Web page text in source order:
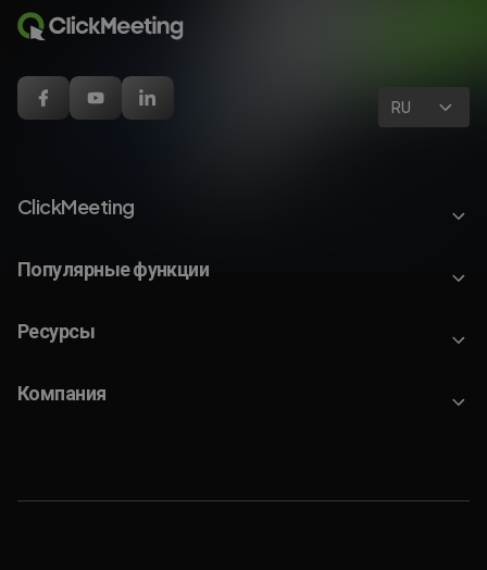
RU
ClickMeeting
Популярные функции
Ресурсы
Компания